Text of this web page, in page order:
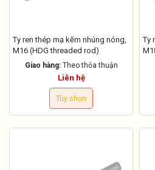
Ty ren thép mạ kẽm nhúng nóng,
M16 (HDG threaded rod)
Giao hàng: Theo thỏa thuận
Liên hệ
Tùy chọn
Ty